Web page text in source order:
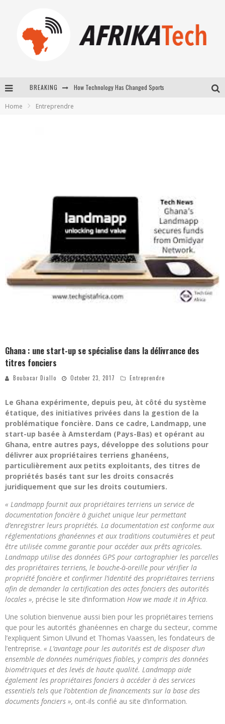
BREAKING
Home Entreprendre
Ghana : une start-up se spécialise dans la délivrance des
titres fonciers
Boubacar Diallo October 23, 2017 Entreprendre
Le Ghana expérimente, depuis peu, àt côté du système
étatique, des initiatives privées dans la gestion de la
problématique foncière. Dans ce cadre, Landmapp, une
start-up basée à Amsterdam (Pays-Bas) et opérant au
Ghana, entre autres pays, développe des solutions pour
délivrer aux propriétaires terriens ghanéens,
particulièrement aux petits exploitants, des titres de
propriétés basés tant sur les droits consacrés
juridiquement que sur les droits coutumiers.
« Landmapp fournit aux propriétaires terriens un service de
documentation foncière à guichet unique leur permettant
d’enregistrer leurs propriétés. La documentation est conforme aux
réglementations ghanéennes et aux traditions coutumières et peut
être utilisée comme garantie pour accéder aux prêts agricoles.
Landmapp utilise des données GPS pour cartographier les parcelles
des propriétaires terriens, le bouche-à-oreille pour vérifier la
propriété foncière et confirmer l’identité des propriétaires terriens
afin de demander la certification des actes fonciers des autorités
locales », précise le site d’information How we made it in Africa.
Une solution bienvenue aussi bien pour les propriétaires terriens
que pour les autorités ghanéennes en charge du secteur, comme
l’expliquent Simon Ulvund et Thomas Vaassen, les fondateurs de
l’entreprise. « L’avantage pour les autorités est de disposer d’un
ensemble de données numériques fiables, y compris des données
biométriques et des levés de haute qualité. Landmapp aide
également les propriétaires fonciers à accéder à des services
essentiels tels que l’obtention de financements sur la base des
documents fonciers », ont-ils confié au site d’information.